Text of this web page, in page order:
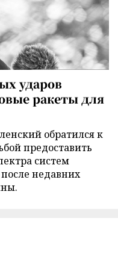
ударов
ракеты для
обратился к
предоставить
систем
недавних